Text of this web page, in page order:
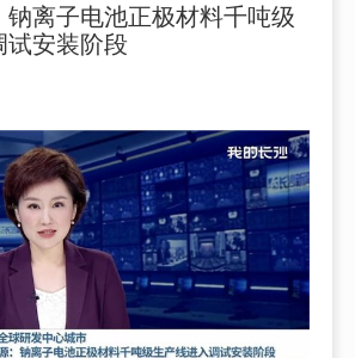
钠离子电池正极材料千吨级
试安装阶段